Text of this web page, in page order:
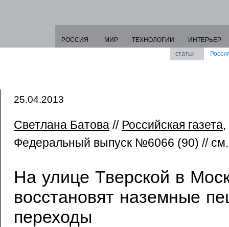
РОССИЯ МИР ТЕХНОЛОГИИ
ИНТЕРЬЕР
статьи
25.04.2013
Светлана Батова // Российская газета
Федеральный выпуск №6066 (90) //
На улице Тверской в
восстановят наземные
переходы